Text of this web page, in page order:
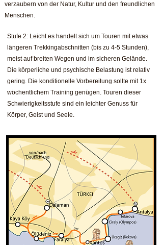
verzaubern von der Natur, Kultur und den freundlichen
Menschen.
Stufe 2: Leicht es handelt sich um Touren mit etwas
längeren Trekkingabschnitten (bis zu 4-5 Stunden),
meist auf breiten Wegen und im sicheren Gelände.
Die körperliche und psychische Belastung ist relativ
gering. Die konditionelle Vorbereitung sollte mit 1x
wöchentlichem Training genügen. Touren dieser
Schwierigkeitsstufe sind ein leichter Genuss für
Körper, Geist und Seele.